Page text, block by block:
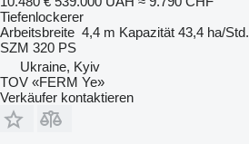
Tiefenlockerer
Arbeitsbreite 4,4 m Kapazität 43,4 ha/Std.
SZM 320 PS
Ukraine, Kyiv
TOV «FERM Ye»
Verkäufer kontaktieren